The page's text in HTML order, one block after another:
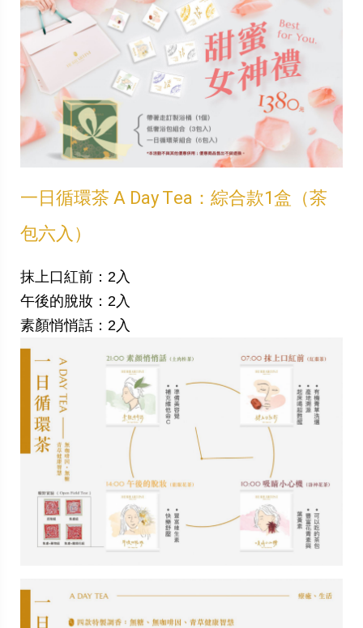
一日循環茶 A Day Tea：綜合款1盒 （茶
包六入）
抹上口紅前： 2入
午後的脫妝：2入
素顏悄悄話：2入